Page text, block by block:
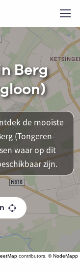
contributors, ©NodeMapp
Berg
de mooiste
(Tongeren-
waar op dit
zijn.